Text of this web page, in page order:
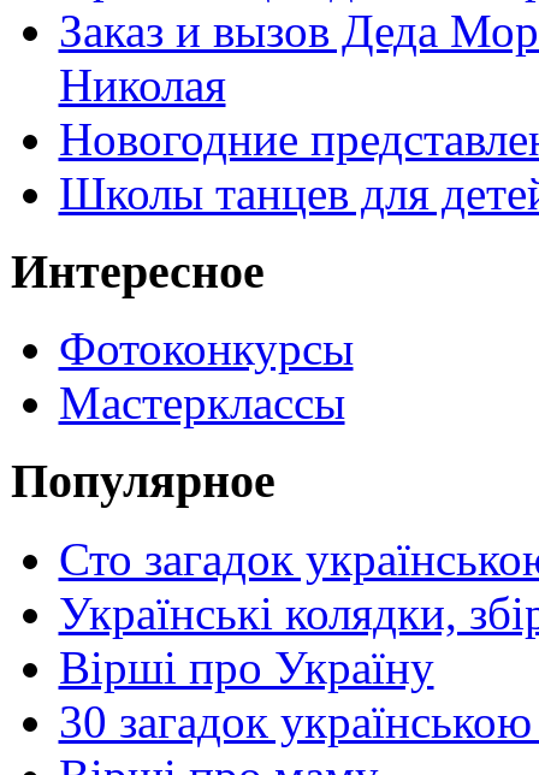
Заказ и вызов Деда
Николая
Новогодние
Школы танцев для
Интересное
Фотоконкурсы
Мастерклассы
Популярное
Сто загадок
Українські колядки,
Вірші про Україну
30 загадок